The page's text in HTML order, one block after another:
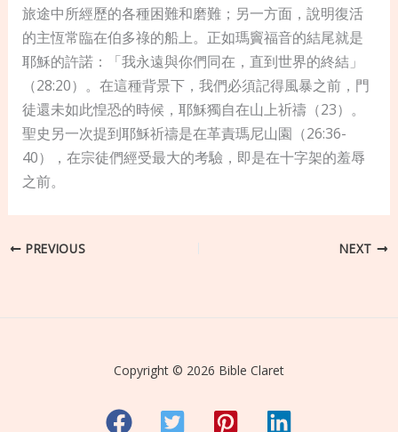
旅途中所經歷的各種困難和磨難；另一方面，說明復活
的主恆常臨在伯多祿的船上。正如瑪竇福音的結尾就是
耶穌的許諾：「我永遠與你們同在，直到世界的終結」
（28:20）。在這種背景下，我們必須記得風暴之前，門
徒還未如此惶恐的時候，耶穌獨自在山上祈禱（23）。
聖史另一次提到耶穌祈禱是在革責瑪尼山園（26:36-
40），在宗徒們經受最大的考驗，即是在十字架的羞辱
之前。
PREVIOUS NEXT
Copyright © 2026 Bible Claret